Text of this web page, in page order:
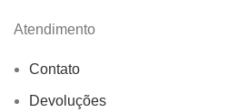
Atendimento
Contato
Devoluções